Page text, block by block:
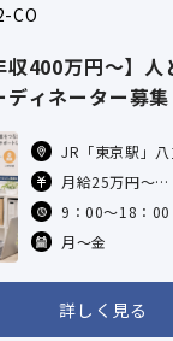
CO
収400万円～】
ディネーター募集
JR「東京駅」
東京メトロ「京
歩6分
東京メトロ「日
徒
月給25万円～
※固定残業代月
む。超過分は追
想定年収400万
9：00～18：
月～金
詳しく見る